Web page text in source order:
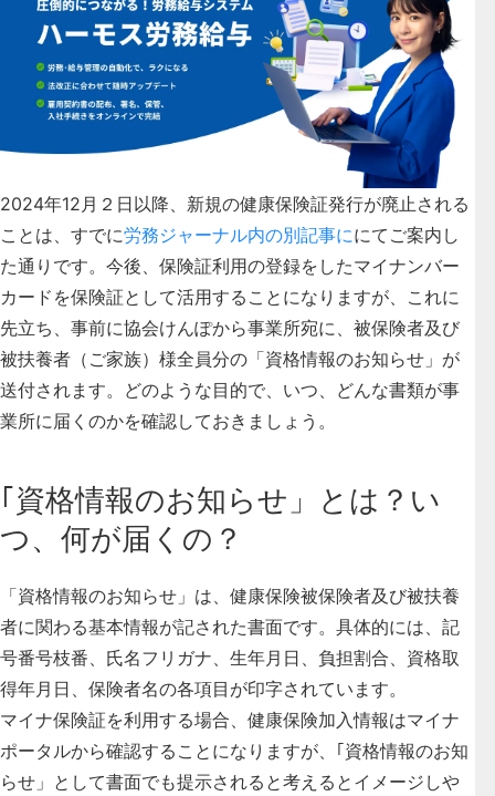
2024年12月２日以降、新規の健康保険証発行が廃止される
ことは、すでに労務ジャーナル内の別記事ににてご案内し
た通りです。 今後、保険証利用の登録をしたマイナンバー
カードを保険証として活用することになりますが、これに
先立ち、事前に協会けんぽから事業所宛に、被保険者及び
被扶養者（ご家族）様全員分の「資格情報のお知らせ」が
送付されます。どのような目的で、いつ、どんな書類が事
業所に届くのかを確認しておきましょう。
｢資格情報のお知らせ」とは？い
つ、何が届くの？
「資格情報のお知らせ」は、健康保険被保険者及び被扶養
者に関わる基本情報が記された書面です。 具体的には、記
号番号枝番、氏名フリガナ、生年月日、負担割合、資格取
得年月日、保険者名の各項目が印字されています。
マイナ保険証を利用する場合、健康保険加入情報はマイナ
ポータルから確認することになりますが、｢資格情報のお知
らせ」として書面でも提示されると考えるとイメージしや